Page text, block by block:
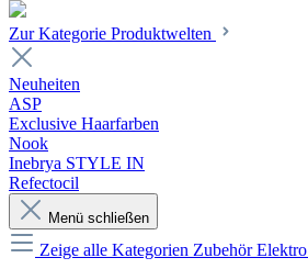
Zur Kategorie Produktwelten
Neuheiten
ASP
Exclusive Haarfarben
Nook
Inebrya STYLE IN
Refectocil
Menü schließen
Zeige alle Kategorien Zubehör Elektro